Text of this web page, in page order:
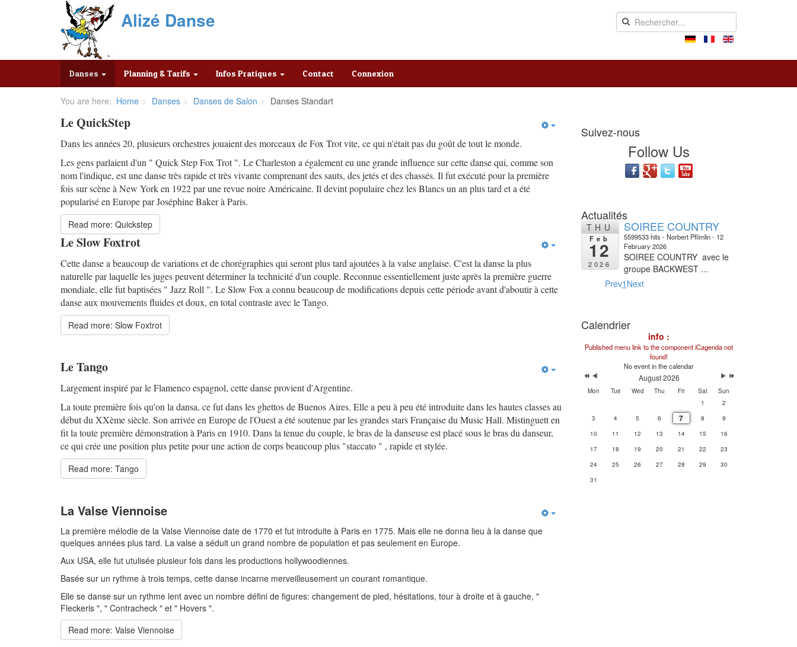
Alizé Danse
Danses Planning & Tarifs Infos Pratiques Contact Connexion
You are here: Home Danses Danses de Salon Danses Standart
Le QuickStep
Dans les années 20, plusieurs orchestres jouaient des morceaux de Fox Trot vite, ce qui n'était pas du goût de tout le monde.
Les gens parlaient d'un " Quick Step Fox Trot ". Le Charleston a également eu une grande influence sur cette danse qui, comme son
nom l'indique, est une danse très rapide et très vivante comprenant des sauts, des jetés et des chassés. Il fut exécuté pour la première
fois sur scène à New York en 1922 par une revue noire Américaine. Il devint populaire chez les Blancs un an plus tard et a été
popularisé en Europe par Joséphine Baker à Paris.
Read more: Quickstep
Le Slow Foxtrot
Cette danse a beaucoup de variations et de chorégraphies qui seront plus tard ajoutées à la valse anglaise. C'est la danse la plus
naturelle par laquelle les juges peuvent déterminer la technicité d'un couple. Reconnue essentiellement juste après la première guerre
mondiale, elle fut baptisées " Jazz Roll ". Le Slow Fox a connu beaucoup de modifications depuis cette période avant d'aboutir à cette
danse aux mouvements fluides et doux, en total contraste avec le Tango.
Read more: Slow Foxtrot
Le Tango
Largement inspiré par le Flamenco espagnol, cette danse provient d'Argentine.
La toute première fois qu'on la dansa, ce fut dans les ghettos de Buenos Aires. Elle a peu à peu été introduite dans les hautes classes au
début du XXème siècle. Son arrivée en Europe de l'Ouest a été soutenue par les grandes stars Française du Music Hall. Mistinguett en
fit la toute première démonstration à Paris en 1910. Dans la tenue du couple, le bras de la danseuse est placé sous le bras du danseur,
ce qui crée une position plus petite pour une action de corps beaucoup plus "staccato " , rapide et stylée.
Read more: Tango
La Valse Viennoise
La première mélodie de la Valse Viennoise date de 1770 et fut introduite à Paris en 1775. Mais elle ne donna lieu à la danse que
quelques années plus tard. La valse a séduit un grand nombre de population et pas seulement en Europe.
Aux USA, elle fut utulisée plusieur fois dans les productions hollywoodiennes.
Basée sur un rythme à trois temps, cette danse incarne merveilleusement un courant romantique.
Elle se danse sur un rythme lent avec un nombre défini de figures: changement de pied, hésitations, tour à droite et à gauche, "
Fleckeris ", " Contracheck " et " Hovers ".
Read more: Valse Viennoise
Suivez-nous
Follow Us
Actualités
THU
Feb
12
2026
SOIREE COUNTRY
5599533 hits Norbert Pflimlin
12
February 2026
SOIREE COUNTRY avec le
groupe BACKWEST ...
Prev1 Next
Calendrier
info :
Published menu link to the component iCagenda not
found!
No event in the calendar
August 2026
Mon Tue Wed Thu Fri Sat
Sun
1
2
3
4 5 6 7 8
9
10
11 12 13 14 15
16
17
18 19 20 21 22
23
24
25 26 27 28 29
30
31